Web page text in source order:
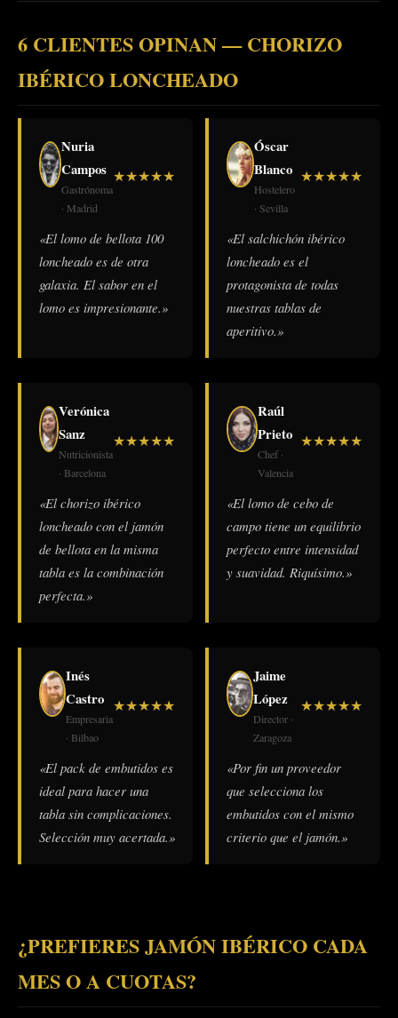
6 CLIENTES OPINAN — CHORIZO
IBÉRICO LONCHEADO
Nuria
Campos
Gastrónoma
· Madrid
★★★★★
«El lomo de bellota 100
loncheado es de otra
galaxia. El sabor en el
lomo es impresionante.»
Óscar
Blanco
Hostelero
· Sevilla
★★★★★
«El salchichón ibérico
loncheado es el
protagonista de todas
nuestras tablas de
aperitivo.»
Verónica
Sanz
Nutricionista
· Barcelona
★★★★★
«El chorizo ibérico
loncheado con el jamón
de bellota en la misma
tabla es la combinación
perfecta.»
Raúl
Prieto
Chef ·
Valencia
★★★★★
«El lomo de cebo de
campo tiene un equilibrio
perfecto entre intensidad
y suavidad. Riquísimo.»
Inés
Castro
Empresaria
· Bilbao
★★★★★
«El pack de embutidos es
ideal para hacer una
tabla sin complicaciones.
Selección muy acertada.»
Jaime
López
Director ·
Zaragoza
★★★★★
«Por fin un proveedor
que selecciona los
embutidos con el mismo
criterio que el jamón.»
¿PREFIERES JAMÓN IBÉRICO CADA
MES O A CUOTAS?